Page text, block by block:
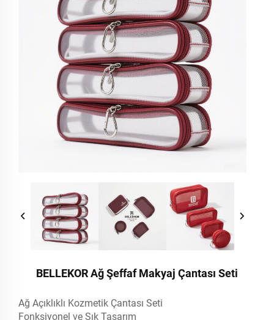
BELLEKOR Ağ Şeffaf Makyaj Çantası Seti
Ağ Açıklıklı Kozmetik Çantası Seti
Fonksiyonel ve Şık Tasarım